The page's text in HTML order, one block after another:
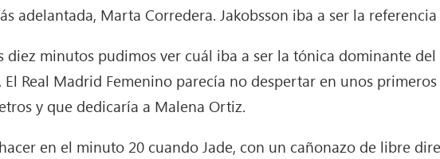
adelantada, Marta Corredera. Jakobsson iba a ser la
diez minutos pudimos ver cuál iba a ser la tónica dominante
Real Madrid Femenino parecía no despertar en unos
y que dedicaría a Malena Ortiz.
en el minuto 20 cuando Jade, con un cañonazo de libre